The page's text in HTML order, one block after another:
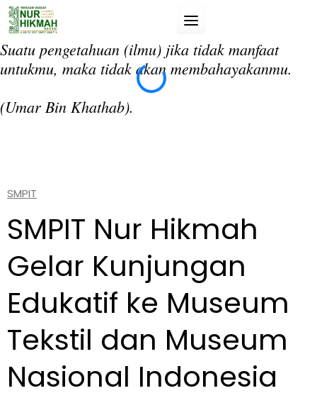
Skip
Suatu pengetahuan (ilmu) jika tidak manfaat
untukmu, maka tidak akan membahayakanmu.
(Umar Bin Khathab).
SMPIT
SMPIT Nur Hikmah
Gelar Kunjungan
Edukatif ke Museum
Tekstil dan Museum
Nasional Indonesia